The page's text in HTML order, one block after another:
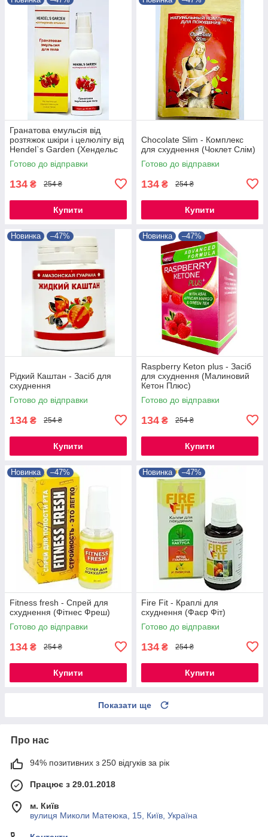
Гранатова емульсія від
розтяжок шкіри і целюліту від
Hendel`s Garden (Хендельс
Гаден)
Готово до відправки
134 ₴ 254 ₴
Купити
Chocolate Slim - Комплекс
для схуднення (Чоклет Слім)
Готово до відправки
134 ₴ 254 ₴
Купити
Новинка –47%
Рідкий Каштан - Засіб для
схуднення
Готово до відправки
134 ₴ 254 ₴
Купити
Новинка –47%
Raspberry Keton plus - Засіб
для схуднення (Малиновий
Кетон Плюс)
Готово до відправки
134 ₴ 254 ₴
Купити
Новинка –47%
Fitness fresh - Спрей для
схуднення (Фітнес Фреш)
Готово до відправки
134 ₴ 254 ₴
Купити
Новинка –47%
Fire Fit - Краплі для
схуднення (Фаєр Фіт)
Готово до відправки
134 ₴ 254 ₴
Купити
Показати ще
Про нас
94% позитивних з 250 відгуків за рік
Працює з 29.01.2018
м. Київ
вулиця Миколи Матеюка, 15, Київ, Україна